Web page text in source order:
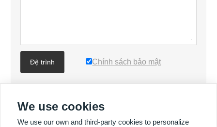
Đệ trình Chính sách bảo mật
We use cookies
We use our own and third-party cookies to personalize